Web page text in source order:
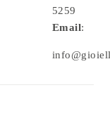
5259
Email: